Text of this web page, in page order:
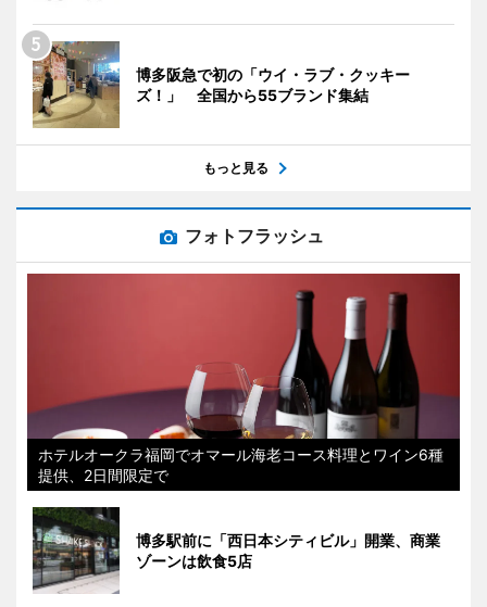
博多阪急で初の「ウイ・ラブ・クッキー
ズ！」 全国から55ブランド集結
もっと見る
フォトフラッシュ
ホテルオークラ福岡でオマール海老コース料理とワイン6種
提供、2日間限定で
博多駅前に「西日本シティビル」開業、商業
ゾーンは飲食5店